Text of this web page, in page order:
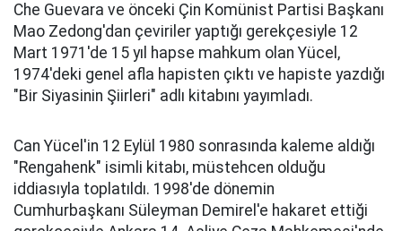
Che Guevara ve önceki Çin Komünist Partisi Başkanı
Mao Zedong'dan çeviriler yaptığı gerekçesiyle 12
Mart 1971'de 15 yıl hapse mahkum olan Yücel,
1974'deki genel afla hapisten çıktı ve hapiste yazdığı
"Bir Siyasinin Şiirleri" adlı kitabını yayımladı.
Can Yücel'in 12 Eylül 1980 sonrasında kaleme aldığı
"Rengahenk" isimli kitabı, müstehcen olduğu
iddiasıyla toplatıldı. 1998'de dönemin
Cumhurbaşkanı Süleyman Demirel'e hakaret ettiği